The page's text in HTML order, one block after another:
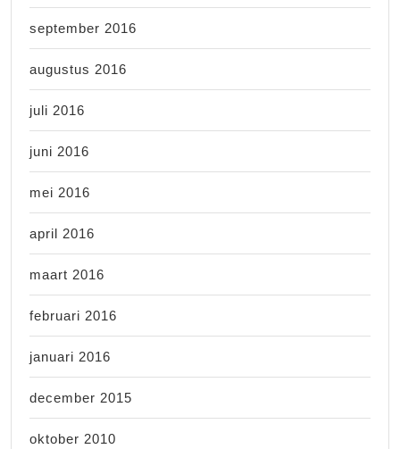
september 2016
augustus 2016
juli 2016
juni 2016
mei 2016
april 2016
maart 2016
februari 2016
januari 2016
december 2015
oktober 2010